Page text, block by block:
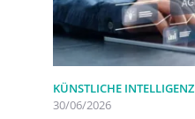
KÜNSTLICHE INTELLIGENZ
30/06/2026